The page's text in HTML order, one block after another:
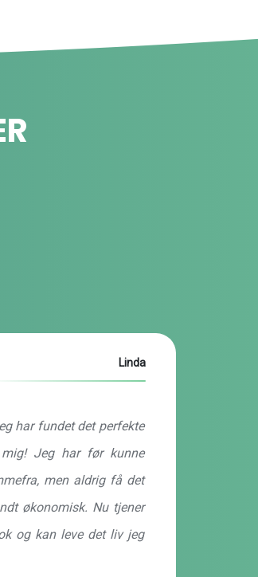
Linda
har fundet det perfekte
Jeg har før kunne
men aldrig få det
økonomisk. Nu tjener
og kan leve det liv jeg